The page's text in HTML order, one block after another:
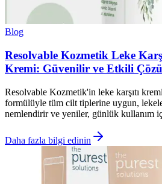
Blog
Resolvable Kozmetik Leke
Kremi: Güvenilir ve Etkili
Resolvable Kozmetik'in leke karşıtı
formülüyle tüm cilt tiplerine uygun,
nemlendirir ve yeniler, günlük kullanım
Daha fazla bilgi edinin